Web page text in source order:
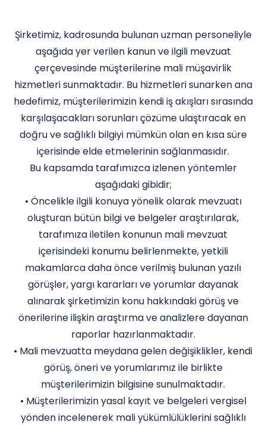
Şirketimiz, kadrosunda bulunan uzman personeliyle
aşağıda yer verilen kanun ve ilgili mevzuat
çerçevesinde müşterilerine mali müşavirlik
hizmetleri sunmaktadır. Bu hizmetleri sunarken ana
hedefimiz, müşterilerimizin kendi iş akışları sırasında
karşılaşacakları sorunları çözüme ulaştıracak en
doğru ve sağlıklı bilgiyi mümkün olan en kısa süre
içerisinde elde etmelerinin sağlanmasıdır.
Bu kapsamda tarafımızca izlenen yöntemler
aşağıdaki gibidir;
• Öncelikle ilgili konuya yönelik olarak mevzuatı
oluşturan bütün bilgi ve belgeler araştırılarak,
tarafımıza iletilen konunun mali mevzuat
içerisindeki konumu belirlenmekte, yetkili
makamlarca daha önce verilmiş bulunan yazılı
görüşler, yargı kararları ve yorumlar dayanak
alınarak şirketimizin konu hakkındaki görüş ve
önerilerine ilişkin araştırma ve analizlere dayanan
raporlar hazırlanmaktadır.
• Mali mevzuatta meydana gelen değişiklikler, kendi
görüş, öneri ve yorumlarımız ile birlikte
müşterilerimizin bilgisine sunulmaktadır.
• Müşterilerimizin yasal kayıt ve belgeleri vergisel
yönden incelenerek mali yükümlülüklerini sağlıklı